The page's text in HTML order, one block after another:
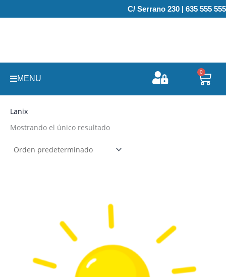
al
C/ Serrano 230 | 635 555 555
MENU
0
Lanix
Mostrando el único resultado